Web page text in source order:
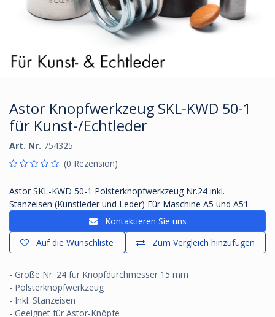
Astor Knopfwerkzeug SKL-KWD 50-1
für Kunst-/Echtleder
Art. Nr. 754325
(0 Rezension)
Astor SKL-KWD 50-1 Polsterknopfwerkzeug Nr.24 inkl.
Stanzeisen (Kunstleder und Leder) Für Maschine A5 und A51
Kontaktieren Sie uns
Zum Vergleich hinzufügen
Auf die Wunschliste
- Größe Nr. 24 für Knopfdurchmesser 15 mm
- Polsterknopfwerkzeug
- Inkl. Stanzeisen
- Geeignet für Astor-Knöpfe